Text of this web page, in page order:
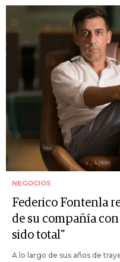
NEGOCIOS
Federico Fontenla
de su compañía
sido total"
A lo largo de sus años de